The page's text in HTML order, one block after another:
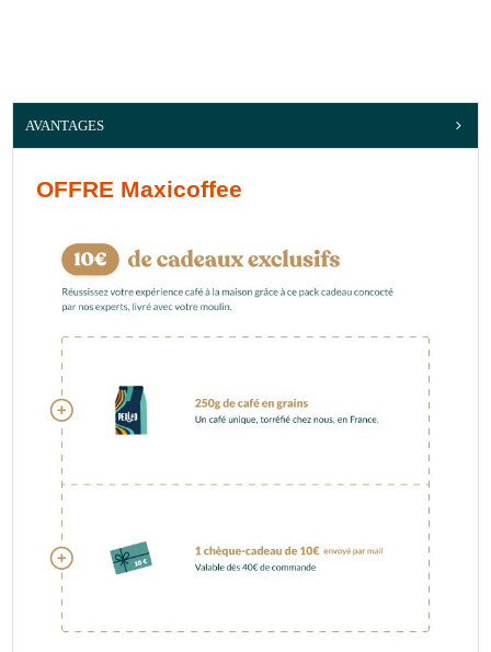
AVANTAGES
OFFRE Maxicoffee